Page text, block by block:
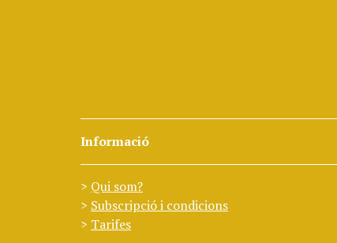
Informació
Qui som?
Subscripció i condicions
Tarifes